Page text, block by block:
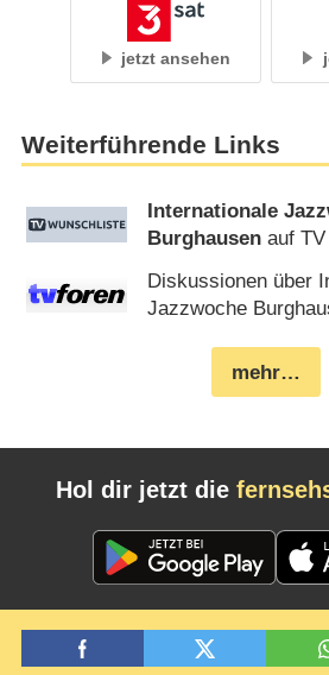
jetzt ansehen
Weiterführende Links
Internationale
Burghausen auf
Diskussionen über
Jazzwoche
mehr…
Hol dir jetzt die